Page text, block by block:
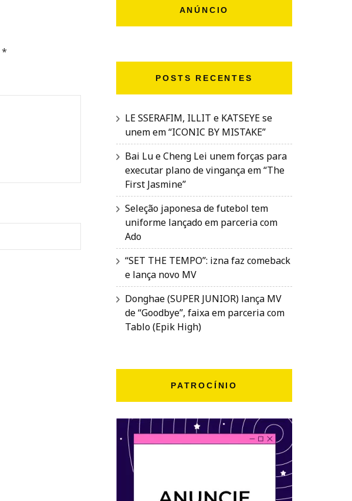
*
ANÚNCIO
POSTS RECENTES
LE SSERAFIM, ILLIT e KATSEYE se
unem em “ICONIC BY MISTAKE”
Bai Lu e Cheng Lei unem forças para
executar plano de vingança em “The
First Jasmine”
Seleção japonesa de futebol tem
uniforme lançado em parceria com
Ado
“SET THE TEMPO”: izna faz comeback
e lança novo MV
Donghae (SUPER JUNIOR) lança MV
de “Goodbye”, faixa em parceria com
Tablo (Epik High)
PATROCÍNIO